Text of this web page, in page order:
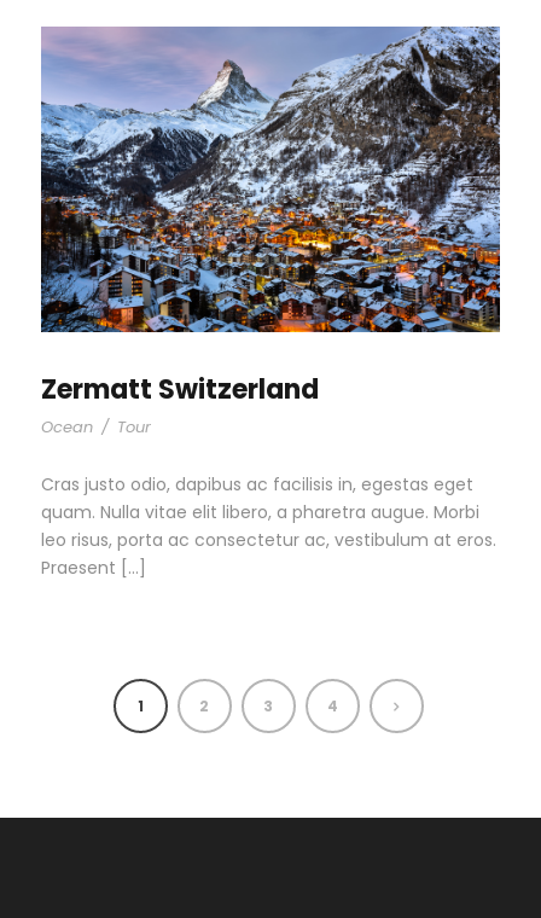
Zermatt Switzerland
Ocean / Tour
Cras justo odio, dapibus ac facilisis in, egestas eget
quam. Nulla vitae elit libero, a pharetra augue. Morbi
leo risus, porta ac consectetur ac, vestibulum at eros.
Praesent […]
1 2 3 4